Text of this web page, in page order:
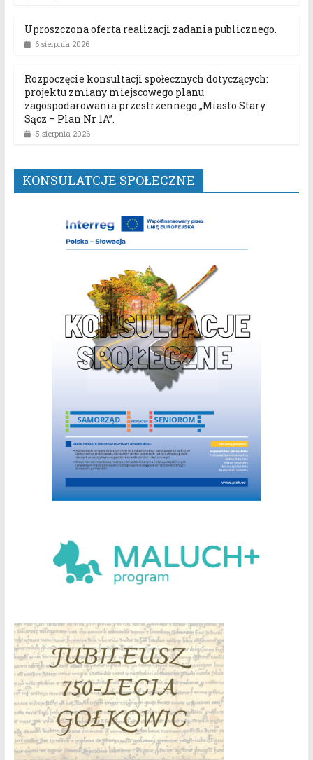
Uproszczona oferta realizacji zadania publicznego.
6 sierpnia 2026
Rozpoczęcie konsultacji społecznych dotyczących:
projektu zmiany miejscowego planu
zagospodarowania przestrzennego „Miasto Stary
Sącz – Plan Nr 1A”.
5 sierpnia 2026
KONSULATCJE SPOŁECZNE